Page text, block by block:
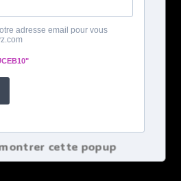
cette popup